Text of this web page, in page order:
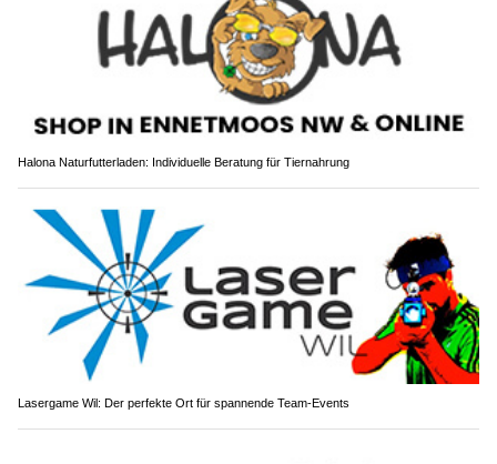
Halona Naturfutterladen: Individuelle Beratung für Tiernahrung
Lasergame Wil: Der perfekte Ort für spannende Team-Events